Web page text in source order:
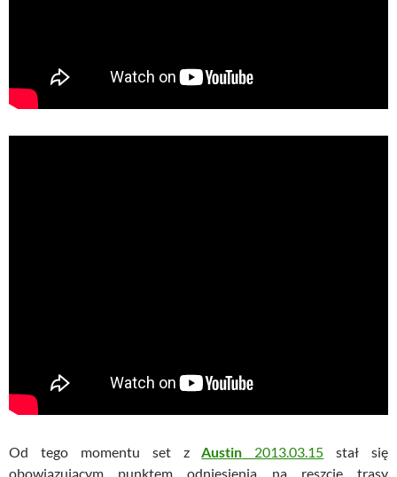
Od tego momentu set zAustin 2013.03.15 stał się
obowiązującym punktem odniesienia na reszcie trasy